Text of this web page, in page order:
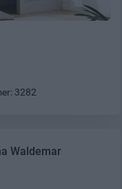
3282
Waldemar